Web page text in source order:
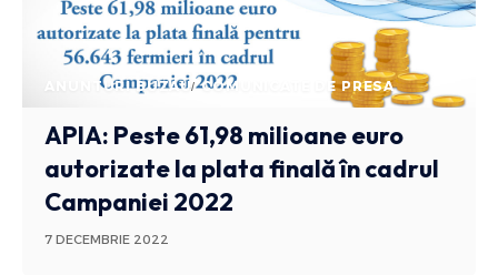
ANUNTURI BUZAU COMUNICATE DE PRESA
APIA: Peste 61,98 milioane euro
autorizate la plata finală în cadrul
Campaniei 2022
7 DECEMBRIE 2022